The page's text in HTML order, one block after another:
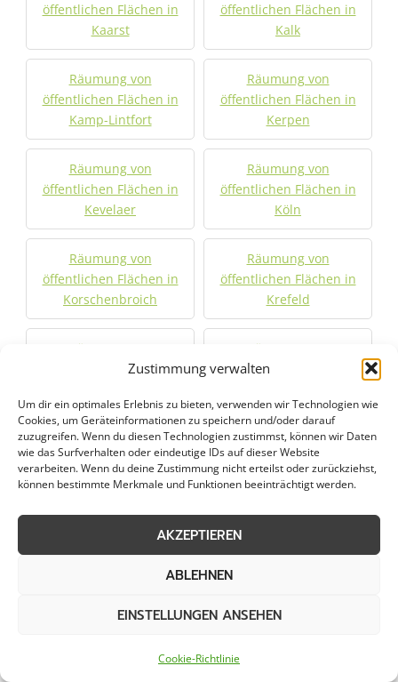
Zustimmung verwalten
Um dir ein optimales Erlebnis zu bieten, verwenden wir Technologien wie
Cookies, um Geräteinformationen zu speichern und/oder darauf
zuzugreifen. Wenn du diesen Technologien zustimmst, können wir Daten
wie das Surfverhalten oder eindeutige IDs auf dieser Website
verarbeiten. Wenn du deine Zustimmung nicht erteilst oder zurückziehst,
können bestimmte Merkmale und Funktionen beeinträchtigt werden.
AKZEPTIEREN
ABLEHNEN
EINSTELLUNGEN ANSEHEN
Cookie-Richtlinie
öffentlichen Flächen in
Kaarst
öffentlichen Flächen in
Kalk
Räumung von
öffentlichen Flächen in
Kamp-Lintfort
Räumung von
öffentlichen Flächen in
Kerpen
Räumung von
öffentlichen Flächen in
Kevelaer
Räumung von
öffentlichen Flächen in
Köln
Räumung von
öffentlichen Flächen in
Korschenbroich
Räumung von
öffentlichen Flächen in
Krefeld
Räumung von
öffentlichen Flächen in
Räumung von
öffentlichen Flächen in
Räumung von
öffentlichen Flächen in
Langerwehe
Räumung von
öffentlichen Flächen in
Leichlingen
Räumung von
Räumung von